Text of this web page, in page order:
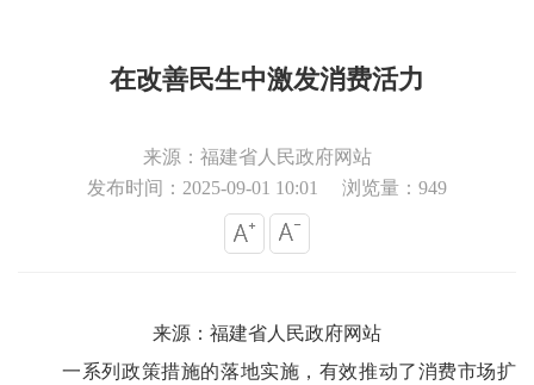
在改善民生中激发消费活力
来源：福建省人民政府网站
发布时间：2025-09-01 10:01
浏览量：949
来源：福建省人民政府网站
一系列政策措施的落地实施，有效推动了消费市场扩